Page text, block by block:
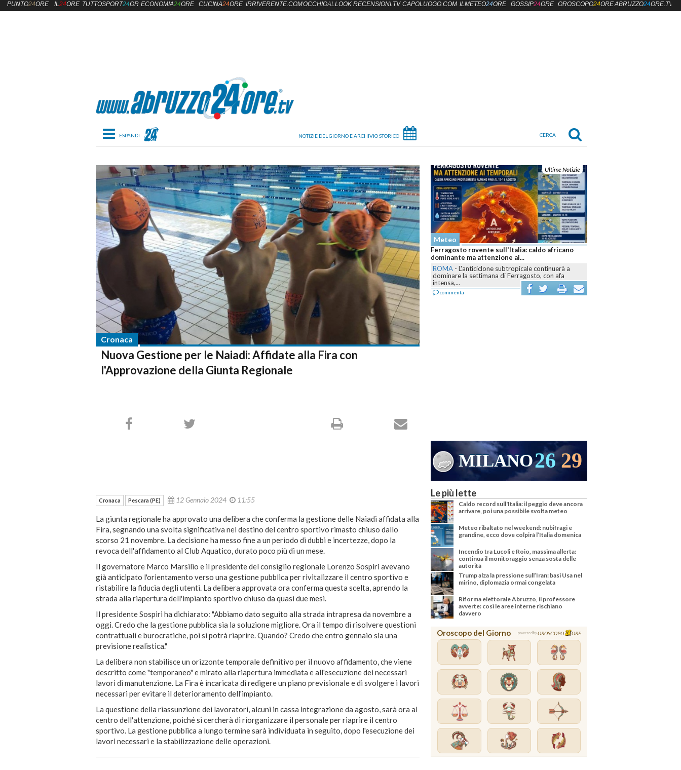
Toggle navigation
Cronaca
Nuova Gestione per le Naiadi: Affidate alla Fira con
l'Approvazione della Giunta Regionale
Ultime Notizie
Meteo
Ferragosto rovente sull'Italia: caldo africano
dominante ma attenzione ai...
ROMA - L'anticiclone subtropicale continuerà a
dominare la settimana di Ferragosto, con afa
intensa,...
commenta
MILANO26 29
Cronaca Pescara (PE) 12 Gennaio 2024 11:55
La giunta regionale ha approvato una delibera che conferma la gestione delle Naiadi affidata alla
Fira, segnando una svolta significativa nel destino del centro sportivo rimasto chiuso dallo
scorso 21 novembre. La decisione ha messo fine a un periodo di dubbi e incertezze, dopo la
revoca dell'affidamento al Club Aquatico, durato poco più di un mese.
Il governatore Marco Marsilio e il presidente del consiglio regionale Lorenzo Sospiri avevano
già anticipato l'orientamento verso una gestione pubblica per rivitalizzare il centro sportivo e
ristabilire la fiducia degli utenti. La delibera approvata ora conferma questa scelta, aprendo la
strada alla riapertura dell'impianto sportivo chiuso da quasi due mesi.
Il presidente Sospiri ha dichiarato: "Abbiamo dato seguito alla strada intrapresa da novembre a
oggi. Credo che la gestione pubblica sia la soluzione migliore. Ora il tempo di risolvere questioni
contrattuali e burocratiche, poi si potrà riaprire. Quando? Credo che entro gennaio sia una
previsione realistica."
La delibera non stabilisce un orizzonte temporale definitivo per il nuovo affidamento, che viene
descritto come "temporaneo" e mirato alla riapertura immediata e all'esecuzione dei necessari
lavori di manutenzione. La Fira è incaricata di redigere un piano previsionale e di svolgere i lavori
necessari per evitare il deterioramento dell'impianto.
La questione della riassunzione dei lavoratori, alcuni in cassa integrazione da agosto, sarà ora al
centro dell'attenzione, poiché si cercherà di riorganizzare il personale per riaprire il centro
sportivo. La gestione pubblica a lungo termine sarà individuata in seguito, dopo l'esecuzione dei
lavori necessari e la stabilizzazione delle operazioni.
Le più lette
Caldo record sull'Italia: il peggio deve ancora
arrivare, poi una possibile svolta meteo
Meteo ribaltato nel weekend: nubifragi e
grandine, ecco dove colpirà l’Italia domenica
Incendio tra Lucoli e Roio, massima allerta:
continua il monitoraggio senza sosta delle
autorità
Trump alza la pressione sull’Iran: basi Usa nel
mirino, diplomazia ormai congelata
Riforma elettorale Abruzzo, il professore
avverte: così le aree interne rischiano
davvero
Oroscopo del Giorno powered byOROSCOPO ORE
PUNTO24ORE IL24ORE TUTTOSPORT24OREECONOMIA24ORE CUCINA24ORE IRRIVERENTE.COMOCCHIOALLOOK RECENSIONI.TV CAPOLUOGO.COM ILMETEO24ORE GOSSIP24ORE OROSCOPO24OREABRUZZO24ORE.TV